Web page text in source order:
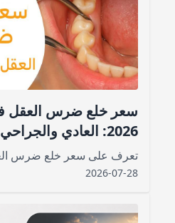
سعر خلع ضرس العقل
2026: العادي والجراحي
2026-07-28